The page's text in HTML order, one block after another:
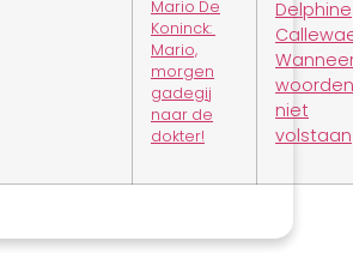
Mario De
Koninck:
Mario,
morgen
gadegij
naar de
dokter!
Delphine
woorden
niet
volstaan